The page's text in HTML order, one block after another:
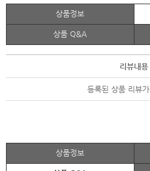
상품정보
상품 Q&A
리뷰내용
등록된 상품 리뷰
상품정보